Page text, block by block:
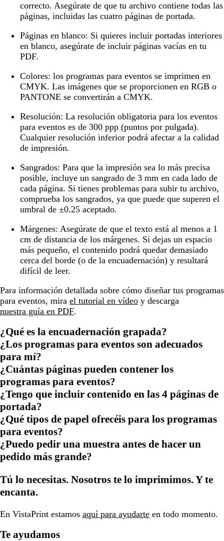
correcto. Asegúrate de que tu archivo contiene todas las
páginas, incluidas las cuatro páginas de portada.
Páginas en blanco: Si quieres incluir portadas interiores
en blanco, asegúrate de incluir páginas vacías en tu
PDF.
Colores: los programas para eventos se imprimen en
CMYK. Las imágenes que se proporcionen en RGB o
PANTONE se convertirán a CMYK.
Resolución: La resolución obligatoria para los eventos
para eventos es de 300 ppp (puntos por pulgada).
Cualquier resolución inferior podrá afectar a la calidad
de impresión.
Sangrados: Para que la impresión sea lo más precisa
posible, incluye un sangrado de 3 mm en cada lado de
cada página. Si tienes problemas para subir tu archivo,
comprueba los sangrados, ya que puede que superen el
umbral de ±0.25 aceptado.
Márgenes: Asegúrate de que el texto está al menos a 1
cm de distancia de los márgenes. Si dejas un espacio
más pequeño, el contenido podrá quedar demasiado
cerca del borde (o de la encuadernación) y resultará
difícil de leer.
Para información detallada sobre cómo diseñar tus programas
para eventos, mira el tutorial en vídeo y descarga
nuestra guía en PDF.
¿Qué es la encuadernación grapada?
¿Los programas para eventos son adecuados
para mí?
¿Cuántas páginas pueden contener los
programas para eventos?
¿Tengo que incluir contenido en las 4 páginas de
portada?
¿Qué tipos de papel ofrecéis para los programas
para eventos?
¿Puedo pedir una muestra antes de hacer un
pedido más grande?
Tú lo necesitas. Nosotros te lo imprimimos. Y te
encanta.
En VistaPrint estamos aquí para ayudarte en todo momento.
Te ayudamos